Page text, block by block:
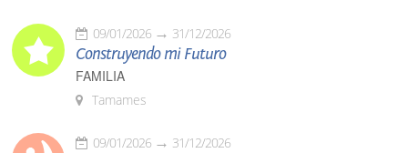
09/01/2026 31/12/2026
Construyendo mi Futuro
FAMILIA
Tamames
09/01/2026 31/12/2026